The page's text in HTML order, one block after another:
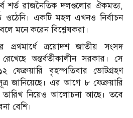
শর্ত রাজনৈতিক দলগুলোর ঐকমত্য,
একটি মহল এখনও নির্বাচন
মনে করেন বিশ্লেষকরা।
প্রথমার্ধে ত্রয়োদশ জাতীয় সংসদ
অন্তর্বর্তীকালীন সরকার। সে
ফেব্রুয়ারি বৃহস্পতিবার ভোটগ্রহণ
জানিয়েছে। এর আগে ৮ ফেব্রুয়ারি
তারিখ নিয়েও আলোচনা আছে। তবে
বেশি।